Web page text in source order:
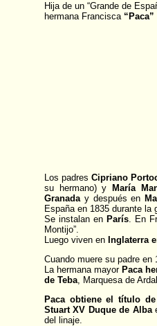
Hija de un “Grande de
hermana Francisca “Paca”
Los padresCipriano
su hermano) y
María
Granaday después en
España en 1835 durante
Se instalan en París. En
Montijo”.
Luego viven en Inglaterra
Cuando muere su padre
La hermana mayor Paca
de Teba, Marquesa de
Paca obtiene el título
Stuart XV Duque de Alba
del linaje.